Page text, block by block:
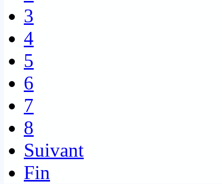
3
4
5
6
7
8
Suivant
Fin